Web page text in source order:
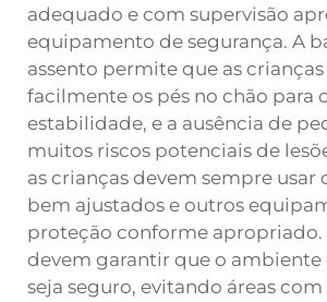
adequado e com supervisão
equipamento de segurança. A
assento permite que as
facilmente os pés no chão para
estabilidade, e a ausência de
muitos riscos potenciais de
as crianças devem sempre usar
bem ajustados e outros
proteção conforme apropriado.
devem garantir que o ambiente
seja seguro, evitando áreas